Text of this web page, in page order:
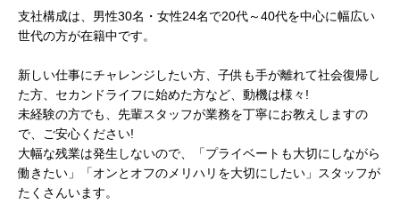
支社構成は、男性30名・女性24名で20代～40代を中心に幅広い
世代の方が在籍中です。
新しい仕事にチャレンジしたい方、子供も手が離れて社会復帰し
た方、セカンドライフに始めた方など、動機は様々!
未経験の方でも、先輩スタッフが業務を丁寧にお教えしますの
で、ご安心ください!
大幅な残業は発生しないので、「プライベートも大切にしながら
働きたい」「オンとオフのメリハリを大切にしたい」スタッフが
たくさんいます。